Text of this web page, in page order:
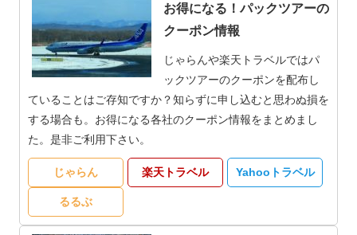
お得になる！パックツアーの
クーポン情報
じゃらんや楽天トラベルではパ
ックツアーのクーポンを配布し
ていることはご存知ですか？知らずに申し込むと思わぬ損を
する場合も。お得になる各社のクーポン情報をまとめまし
た。是非ご利用下さい。
じゃらん 楽天トラベル Yahooトラベル
るるぶ